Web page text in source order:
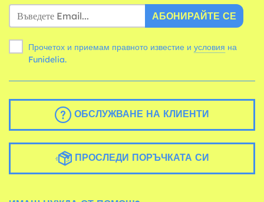
АБОНИРАЙТЕ СЕ
Прочетох и приемам правното известие и условия
Funidelia.
ОБСЛУЖВАНЕ НА КЛИЕНТИ
ПРОСЛЕДИ ПОРЪЧКАТА СИ